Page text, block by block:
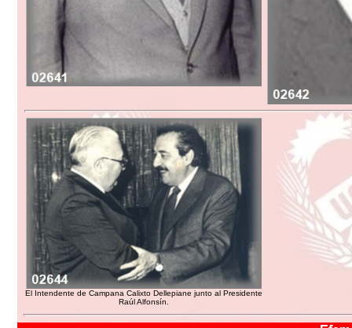
El Intendente de Campana Calixto Dellepiane junto al Presidente
Raúl Alfonsín.